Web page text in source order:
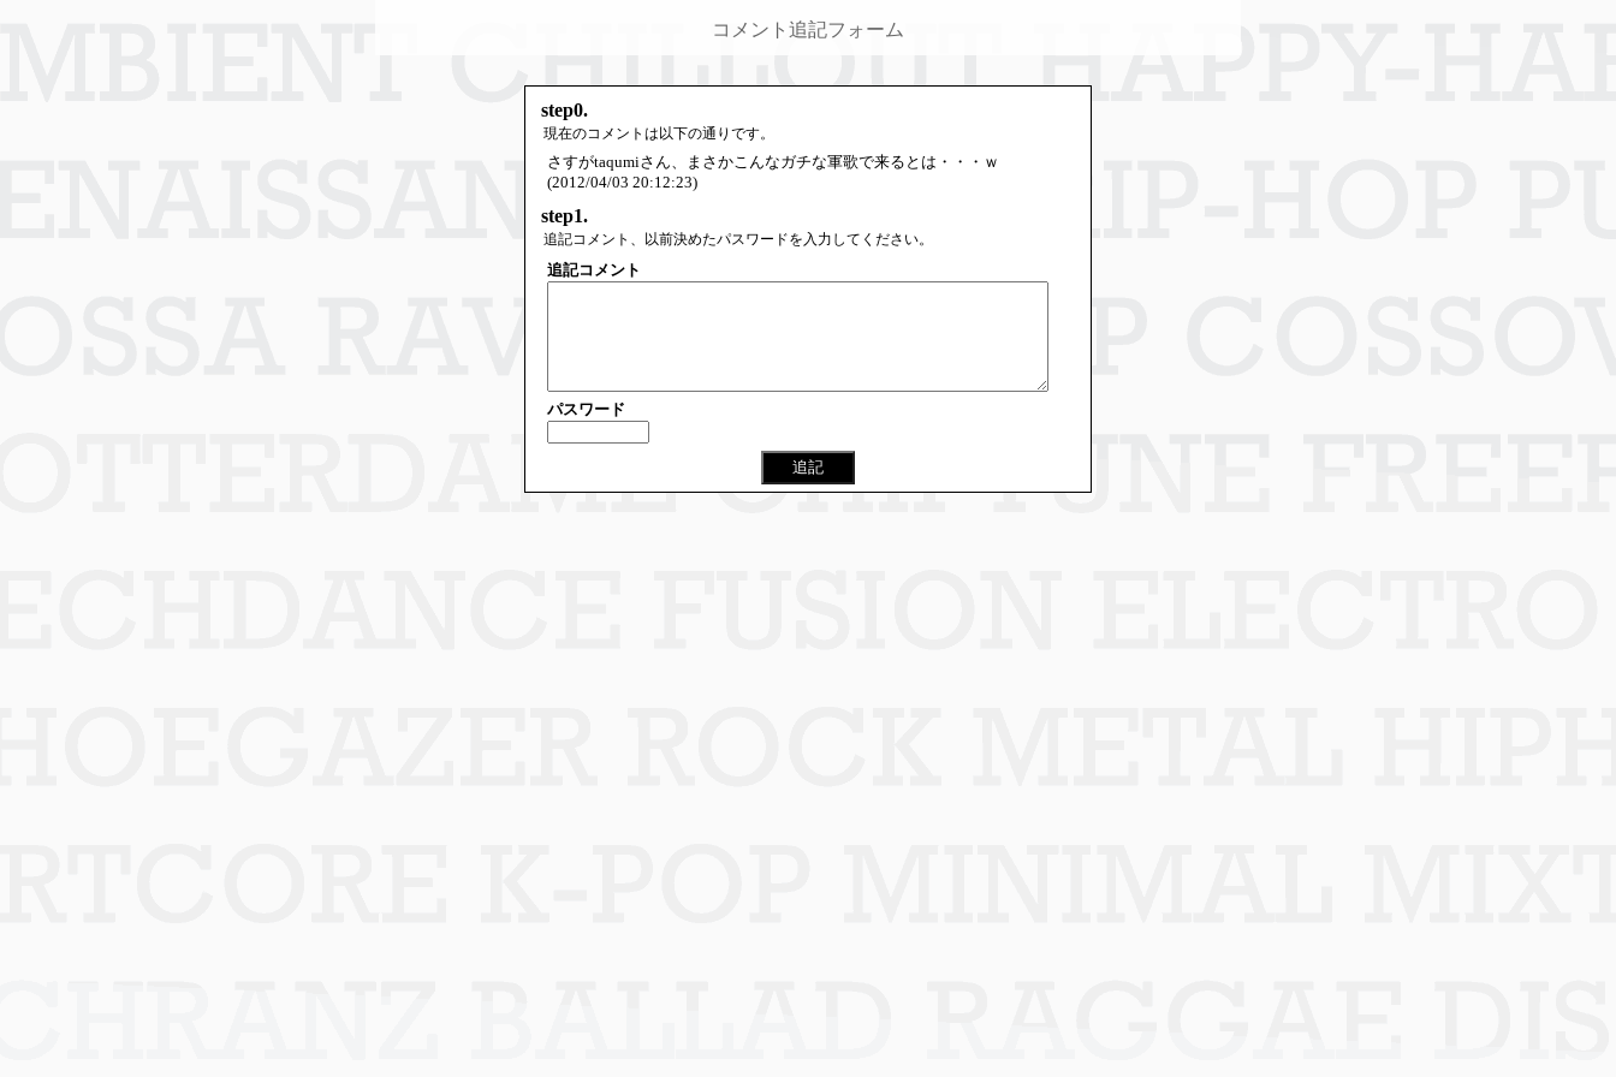
コメント追記フォーム
step0.
現在のコメントは以下の通りです。
さすがtaqumiさん、まさかこんなガチな軍歌で来るとは・・・ｗ
(2012/04/03 20:12:23)
step1.
追記コメント、以前決めたパスワードを入力してください。
追記コメント
パスワード
追記